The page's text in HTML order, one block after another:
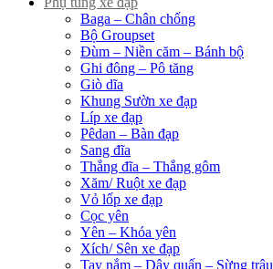
Baga – Chân chống
Bộ Groupset
Đùm – Niền căm – Bánh bộ
Ghi đông – Pô tăng
Giò dĩa
Khung Sườn xe đạp
Líp xe đạp
Pêdan – Bàn đạp
Sang đĩa
Thắng đĩa – Thắng gôm
Xăm/ Ruột xe đạp
Vỏ lốp xe đạp
Cọc yên
Yên – Khóa yên
Xích/ Sên xe đạp
Tay nắm – Dây quấn – Sừng trâu